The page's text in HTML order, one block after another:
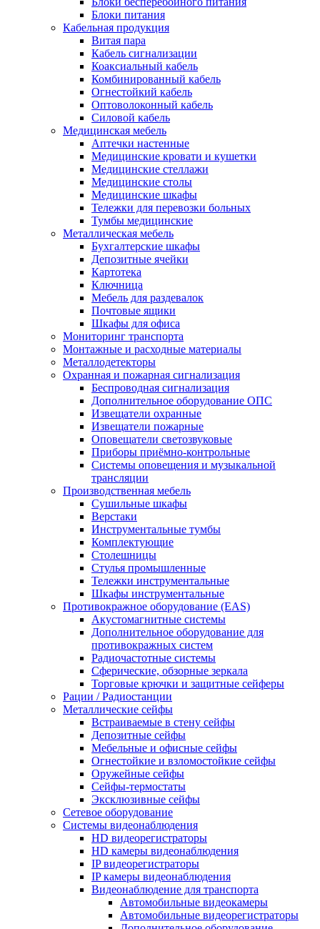
Блоки питания
Кабельная продукция
Витая пара
Кабель сигнализации
Коаксиальный кабель
Комбинированный кабель
Огнестойкий кабель
Оптоволоконный кабель
Силовой кабель
Медицинская мебель
Аптечки настенные
Медицинские кровати и кушетки
Медицинские стеллажи
Медицинские столы
Медицинские шкафы
Тележки для перевозки больных
Тумбы медицинские
Металлическая мебель
Бухгалтерские шкафы
Депозитные ячейки
Картотека
Ключница
Мебель для раздевалок
Почтовые ящики
Шкафы для офиса
Мониторинг транспорта
Монтажные и расходные материалы
Металлодетекторы
Охранная и пожарная сигнализация
Беспроводная сигнализация
Дополнительное оборудование ОПС
Извещатели охранные
Извещатели пожарные
Оповещатели светозвуковые
Приборы приёмно-контрольные
Системы оповещения и музыкальной
трансляции
Производственная мебель
Cушильные шкафы
Верстаки
Инструментальные тумбы
Комплектующие
Столешницы
Стулья промышленные
Тележки инструментальные
Шкафы инструментальные
Противокражное оборудование (EAS)
Акустомагнитные системы
Дополнительное оборудование для
противокражных систем
Радиочастотные системы
Сферические, обзорные зеркала
Торговые крючки и защитные сейферы
Рации / Радиостанции
Металлические сейфы
Встраиваемые в стену сейфы
Депозитные сейфы
Мебельные и офисные сейфы
Огнестойкие и взломостойкие сейфы
Оружейные сейфы
Сейфы-термостаты
Эксклюзивные сейфы
Сетевое оборудование
Системы видеонаблюдения
HD видеорегистраторы
HD камеры видеонаблюдения
IP видеорегистраторы
IP камеры видеонаблюдения
Видеонаблюдение для транспорта
Автомобильные видеокамеры
Автомобильные видеорегистраторы